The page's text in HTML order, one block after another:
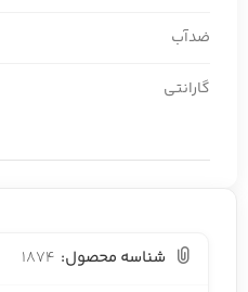
ضدآب
گارانتی
شناسه محصول: 1874